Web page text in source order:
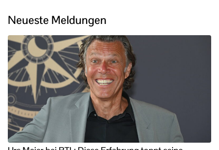
Neueste Meldungen